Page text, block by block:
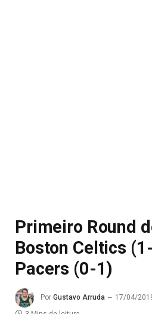
Primeiro Round
Boston Celtics
Pacers (0-1)
Por Gustavo Arruda 17/04/